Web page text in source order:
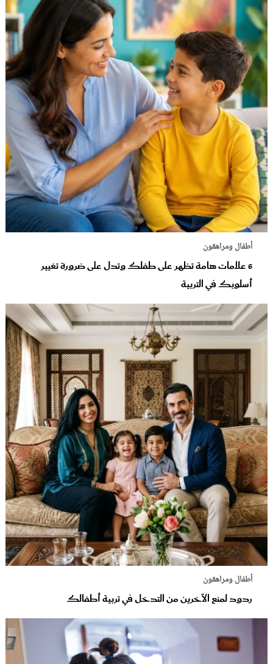
أطفال ومراهقون
6 علامات هامة تظهر على طفلك وتدل على ضرورة تغيير
أسلوبك في التربية
أطفال ومراهقون
ردود لمنع الآخرين من التدخل في تربية أطفالك